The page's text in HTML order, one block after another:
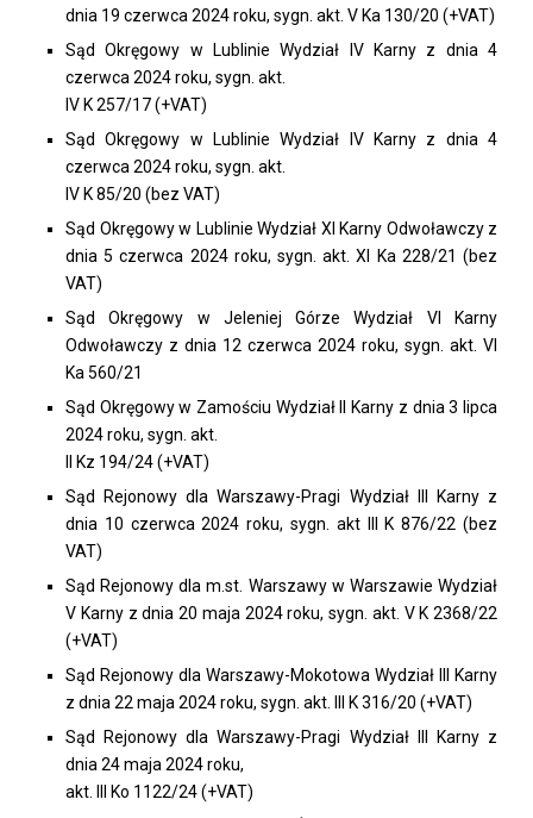
dnia 19 czerwca 2024 roku, sygn. akt. V Ka 130/20 (+VAT)
Sąd Okręgowy w Lublinie Wydział IV Karny z dnia 4
czerwca 2024 roku, sygn. akt.
IV K 257/17 (+VAT)
Sąd Okręgowy w Lublinie Wydział IV Karny z dnia 4
czerwca 2024 roku, sygn. akt.
IV K 85/20 (bez VAT)
Sąd Okręgowy w Lublinie Wydział XI Karny Odwoławczy z
dnia 5 czerwca 2024 roku, sygn. akt. XI Ka 228/21 (bez
VAT)
Sąd Okręgowy w Jeleniej Górze Wydział VI Karny
Odwoławczy z dnia 12 czerwca 2024 roku, sygn. akt. VI
Ka 560/21
Sąd Okręgowy w Zamościu Wydział II Karny z dnia 3 lipca
2024 roku, sygn. akt.
II Kz 194/24 (+VAT)
Sąd Rejonowy dla Warszawy-Pragi Wydział III Karny z
dnia 10 czerwca 2024 roku, sygn. akt III K 876/22 (bez
VAT)
Sąd Rejonowy dla m.st. Warszawy w Warszawie Wydział
V Karny z dnia 20 maja 2024 roku, sygn. akt. V K 2368/22
(+VAT)
Sąd Rejonowy dla Warszawy-Mokotowa Wydział III Karny
z dnia 22 maja 2024 roku, sygn. akt. III K 316/20 (+VAT)
Sąd Rejonowy dla Warszawy-Pragi Wydział III Karny z
dnia 24 maja 2024 roku,
akt. III Ko 1122/24 (+VAT)